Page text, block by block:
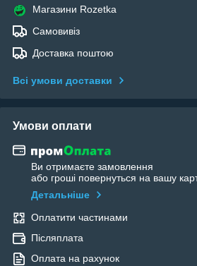
Магазини Rozetka
Самовивіз
Доставка поштою
Всі умови доставки
Умови оплати
Ви отримаєте замовлення
або гроші повернуться на вашу
Детальніше
Оплатити частинами
Післяплата
Оплата на рахунок